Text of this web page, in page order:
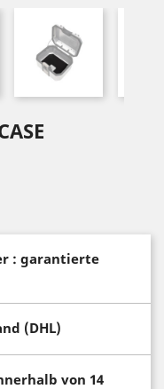
: garantierte
(DHL)
von 14